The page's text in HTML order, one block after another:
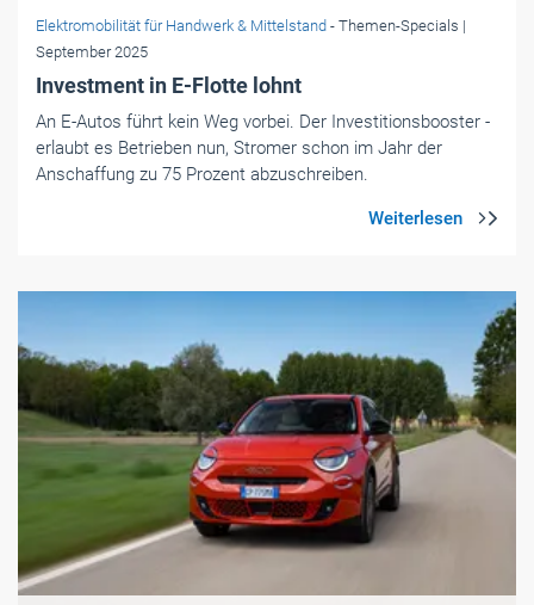
Elektromobilität für Handwerk & Mittelstand - Themen-Specials |
September 2025
Investment in E-Flotte lohnt
An E-Autos führt kein Weg vorbei. Der Investitionsbooster ­
erlaubt es Betrieben nun, Stromer schon im Jahr der
Anschaffung zu 75 Prozent abzuschreiben.